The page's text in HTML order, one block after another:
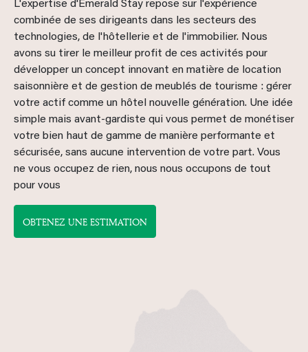
L'expertise d'Emerald Stay repose sur l'expérience
combinée de ses dirigeants dans les secteurs des
technologies, de l'hôtellerie et de l'immobilier. Nous
avons su tirer le meilleur profit de ces activités pour
développer un concept innovant en matière de location
saisonnière et de gestion de meublés de tourisme : gérer
votre actif comme un hôtel nouvelle génération. Une idée
simple mais avant-gardiste qui vous permet de monétiser
votre bien haut de gamme de manière performante et
sécurisée, sans aucune intervention de votre part. Vous
ne vous occupez de rien, nous nous occupons de tout
pour vous
OBTENEZ UNE ESTIMATION